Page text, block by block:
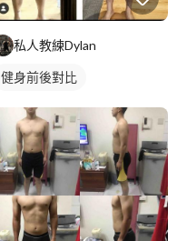
私人教練Dylan
健身前後對比